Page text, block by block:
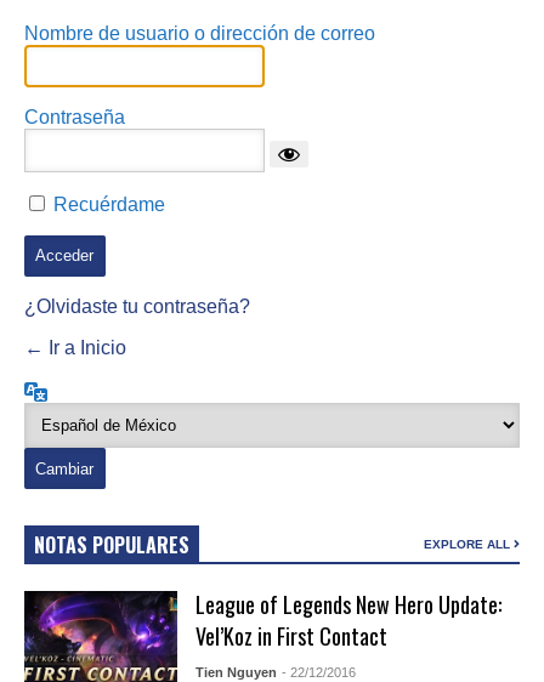
Nombre de usuario o dirección de correo
Contraseña
Recuérdame
¿Olvidaste tu contraseña?
← Ir a Inicio
NOTAS POPULARES EXPLORE ALL
League of Legends New Hero Update:
Vel’Koz in First Contact
Tien Nguyen - 22/12/2016